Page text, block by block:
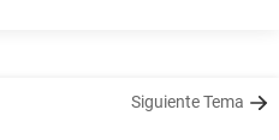
Siguiente Tema